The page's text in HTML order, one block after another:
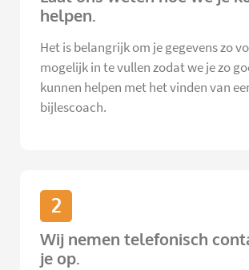
helpen.
Het is belangrijk om je gegevens zo
mogelijk in te vullen zodat we je zo
kunnen helpen met het vinden van
bijlescoach.
2
Wij nemen telefonisch
je op.